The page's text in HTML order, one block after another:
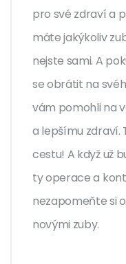
pro své zdraví a
máte jakýkoliv
nejste sami. A
se obrátit na
vám pomohli na
a lepšímu zdraví.
cestu! A když už
ty operace a
nezapomeňte si
novými zuby.